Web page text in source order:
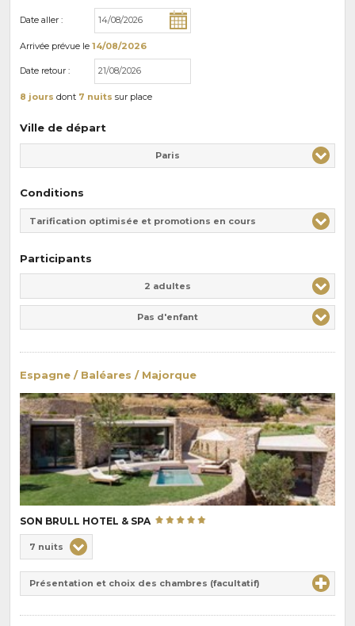
Date aller :
Arrivée prévue le 14/08/2026
Date retour :
8 jours dont 7 nuits sur place
Ville de départ
Paris
Conditions
Tarification optimisée et promotions en cours
Participants
2 adultes
Pas d'enfant
Espagne / Baléares / Majorque
SON BRULL HOTEL & SPA
de
pension
:
Durée
7 nuits
Présentation et choix des chambres (facultatif)